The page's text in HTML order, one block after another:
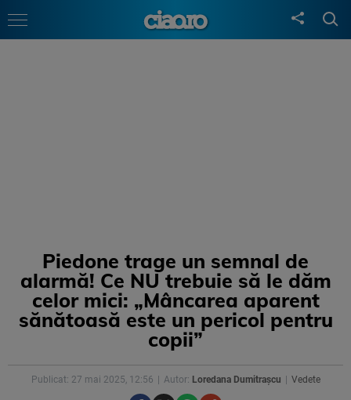
Piedone trage un semnal de
alarmă! Ce NU trebuie să le dăm
celor mici: „Mâncarea aparent
sănătoasă este un pericol pentru
copii”
Publicat: 27 mai 2025, 12:56 Autor: Loredana Dumitrașcu Vedete